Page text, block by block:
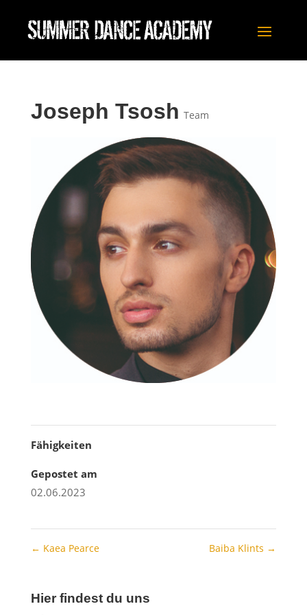
Joseph Tsosh Team
Fähigkeiten
Gepostet am
02.06.2023
← Kaea Pearce Baiba Klints →
Hier findest du uns